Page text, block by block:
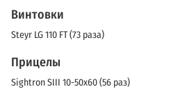
Винтовки
Steyr LG 110 FT (73 раза)
Прицелы
Sightron SIII 10-50x60 (56 раз)